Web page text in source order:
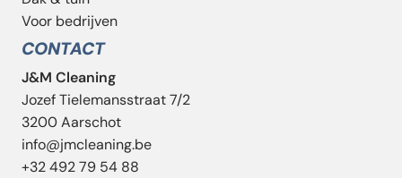
Voor bedrijven
CONTACT
J&M Cleaning
Jozef Tielemansstraat 7/2
3200 Aarschot
info@jmcleaning.be
‭+32 492 79 54 88‬